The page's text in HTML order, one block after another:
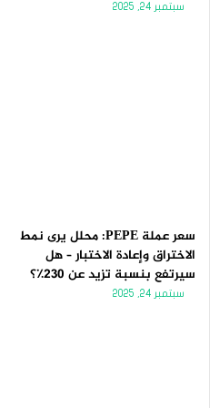
سبتمبر 24, 2025
سعر عملة PEPE: محلل يرى نمط
الاختراق وإعادة الاختبار – هل
سيرتفع بنسبة تزيد عن 230٪؟
سبتمبر 24, 2025